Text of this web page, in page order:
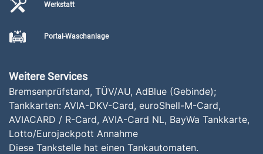
Werkstatt
Portal-Waschanlage
Weitere Services
Bremsenprüfstand, TÜV/AU, AdBlue (Gebinde);
Tankkarten: AVIA-DKV-Card, euroShell-M-Card,
AVIACARD / R-Card, AVIA-Card NL, BayWa Tankkarte,
Lotto/Eurojackpott Annahme
Diese Tankstelle hat einen Tankautomaten.